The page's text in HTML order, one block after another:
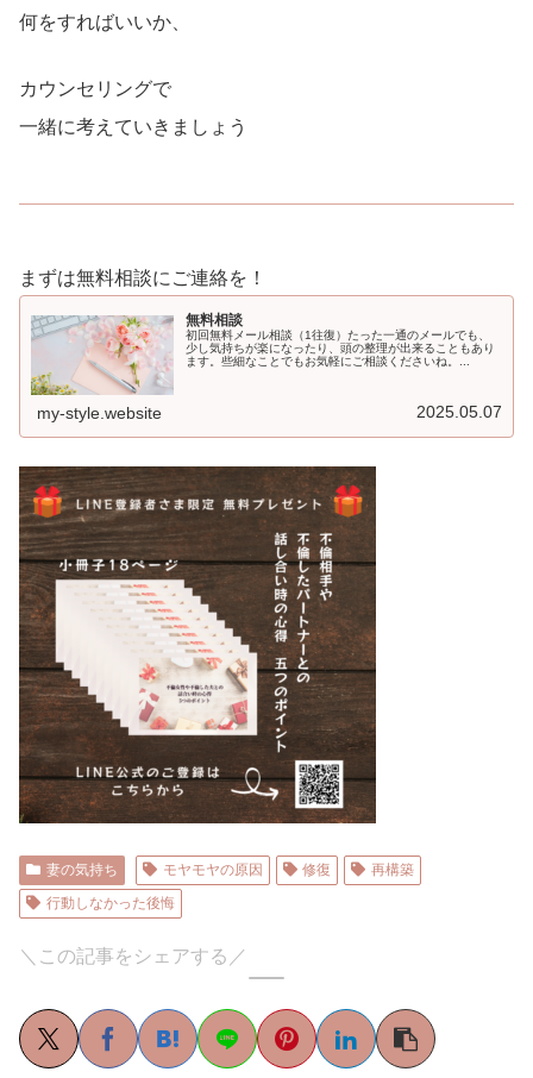
何をすればいいか、
カウンセリングで
一緒に考えていきましょう
まずは無料相談にご連絡を！
無料相談
初回無料メール相談（1往復）たった一通のメールでも、
少し気持ちが楽になったり、頭の整理が出来ることもあり
ます。些細なことでもお気軽にご相談くださいね。...
my-style.website 2025.05.07
妻の気持ち モヤモヤの原因 修復
再構築
行動しなかった後悔
＼この記事をシェアする／